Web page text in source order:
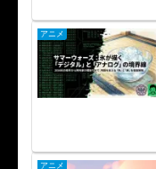
アニメ
アニメ